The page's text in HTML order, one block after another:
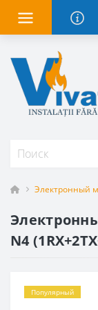
Электронный
N4
Популярный